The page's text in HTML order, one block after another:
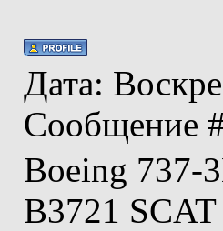
Дата:
Сообщение
Boeing 737-
B3721